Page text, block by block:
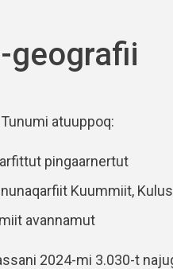
geografii
atuuppoq:
pingaarnertut
Kuummiit,
avannamut
2024-mi 3.030-t